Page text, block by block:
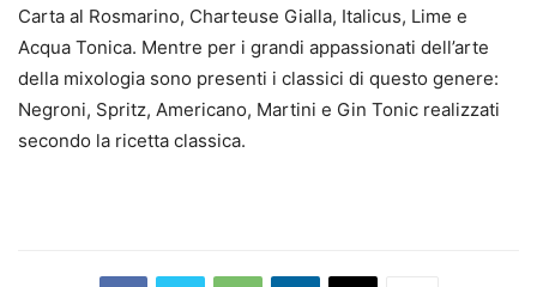
Carta al Rosmarino, Charteuse Gialla, Italicus, Lime e
Acqua Tonica. Mentre per i grandi appassionati dell’arte
della mixologia sono presenti i classici di questo genere:
Negroni, Spritz, Americano, Martini e Gin Tonic realizzati
secondo la ricetta classica.